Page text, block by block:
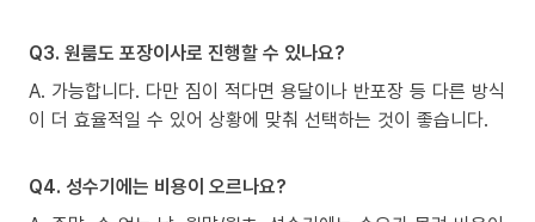
Q3. 원룸도 포장이사로 진행할 수 있나요?
A. 가능합니다. 다만 짐이 적다면 용달이나 반포장 등 다른 방식
이 더 효율적일 수 있어 상황에 맞춰 선택하는 것이 좋습니다.
Q4. 성수기에는 비용이 오르나요?